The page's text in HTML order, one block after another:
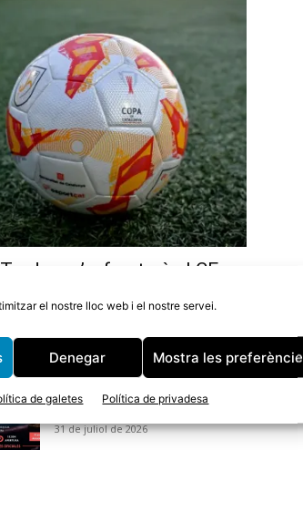
el nostre lloc web i el nostre servei.
Denegar Mostra les
de galetes Política de privadesa
s’enfrontarà al CE
2026
Aquest dissabte arriba la
Power Yin Tordera
31 de juliol de 2026